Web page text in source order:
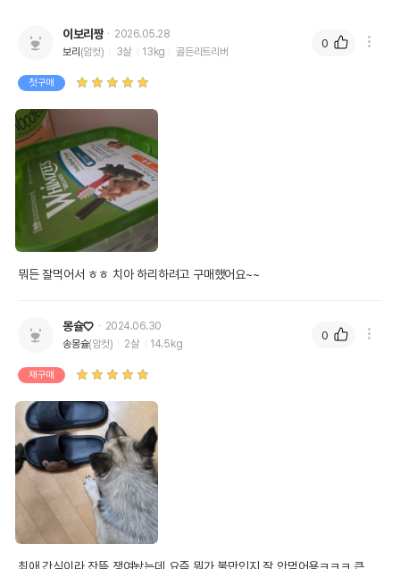
이보리짱
2026.05.28
보리 (암컷) 3살 13kg 골든리트리버
첫구매
뭐든 잘먹어서 ㅎㅎ 치아 하리하려고 구매했어요~~
0
몽슐♡
2024.06.30
송몽슐(암컷) 2살 14.5kg
재구매
0